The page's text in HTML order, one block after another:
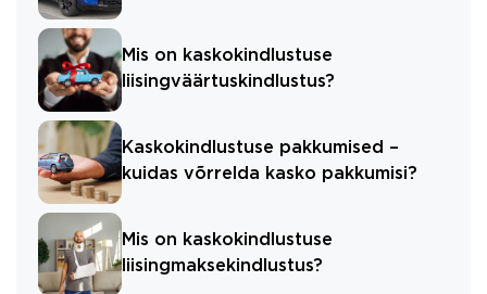
Mis on kaskokindlustuse
liisingväärtuskindlustus?
Kaskokindlustuse pakkumised –
kuidas võrrelda kasko pakkumisi?
Mis on kaskokindlustuse
liisingmaksekindlustus?